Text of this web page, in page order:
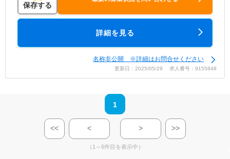
保存する
詳細を見る
名称非公開 ※詳細はお問合せください
更新日：2025/05/29 求人番号：9155848
1
<< < > >>
（1～6件目を表示中）